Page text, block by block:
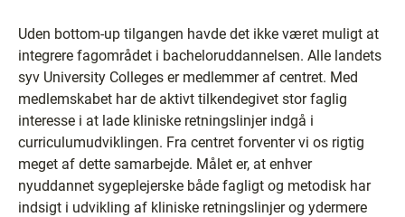
Uden bottom-up tilgangen havde det ikke været muligt at
integrere fagområdet i bacheloruddannelsen. Alle landets
syv University Colleges er medlemmer af centret. Med
medlemskabet har de aktivt tilkendegivet stor faglig
interesse i at lade kliniske retningslinjer indgå i
curriculumudviklingen. Fra centret forventer vi os rigtig
meget af dette samarbejde. Målet er, at enhver
nyuddannet sygeplejerske både fagligt og metodisk har
indsigt i udvikling af kliniske retningslinjer og ydermere